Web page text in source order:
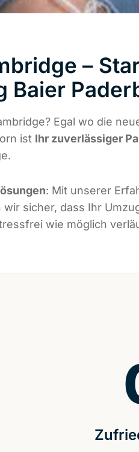
–
Baier
Egal wo die
ist Ihr zuverlässiger
: Mit unserer
sicher, dass Ihr
wie möglich